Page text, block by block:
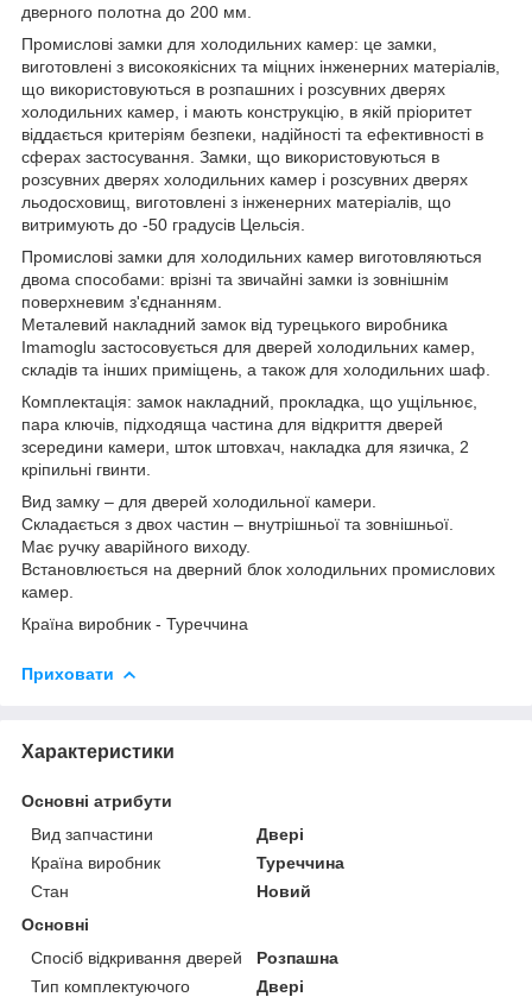
дверного полотна до 200 мм.
Промислові замки для холодильних камер: це замки,
виготовлені з високоякісних та міцних інженерних матеріалів,
що використовуються в розпашних і розсувних дверях
холодильних камер, і мають конструкцію, в якій пріоритет
віддається критеріям безпеки, надійності та ефективності в
сферах застосування. Замки, що використовуються в
розсувних дверях холодильних камер і розсувних дверях
льодосховищ, виготовлені з інженерних матеріалів, що
витримують до -50 градусів Цельсія.
Промислові замки для холодильних камер виготовляються
двома способами: врізні та звичайні замки із зовнішнім
поверхневим з'єднанням.
Металевий накладний замок від турецького виробника
Imamoglu застосовується для дверей холодильних камер,
складів та інших приміщень, а також для холодильних шаф.
Комплектація: замок накладний, прокладка, що ущільнює,
пара ключів, підходяща частина для відкриття дверей
зсередини камери, шток штовхач, накладка для язичка, 2
кріпильні гвинти.
Вид замку – для дверей холодильної камери.
Складається з двох частин – внутрішньої та зовнішньої.
Має ручку аварійного виходу.
Встановлюється на дверний блок холодильних промислових
камер.
Країна виробник - Туреччина
Приховати
Характеристики
Основні атрибути
Вид запчастини
Двері
Країна виробник
Туреччина
Стан
Новий
Основні
Спосіб відкривання дверей
Розпашна
Тип комплектуючого
Двері